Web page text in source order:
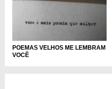
POEMAS VELHOS ME LEMBRAM
VOCÊ